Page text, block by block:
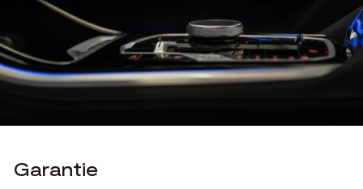
Garantie